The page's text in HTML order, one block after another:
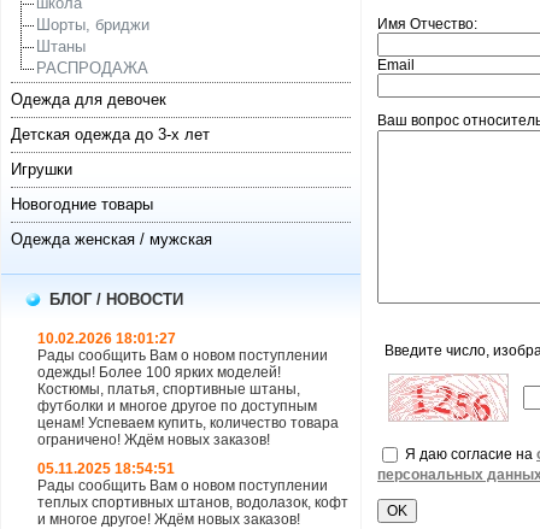
Шорты, бриджи
Штаны
РАСПРОДАЖА
Одежда для девочек
Детская одежда до 3-х лет
Игрушки
Новогодние товары
Одежда женская / мужская
БЛОГ / НОВОСТИ
10.02.2026 18:01:27
Рады сообщить Вам о новом поступлении
одежды! Более 100 ярких моделей!
Костюмы, платья, спортивные штаны,
футболки и многое другое по доступным
ценам! Успеваем купить, количество товара
ограничено! Ждём новых заказов!
05.11.2025 18:54:51
Рады сообщить Вам о новом поступлении
теплых спортивных штанов, водолазок, кофт
и многое другое! Ждём новых заказов!
Имя Отчество:
Email
Ваш вопрос
Введите число,
Я даю согласие на
персональных